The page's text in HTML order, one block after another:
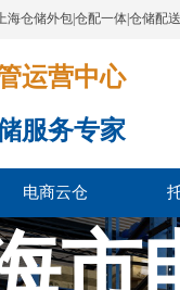
仓储外包|仓配一体|仓储配
运营中心​​​​​​​​​​​​​​​​​
服务专家
电商云仓
市